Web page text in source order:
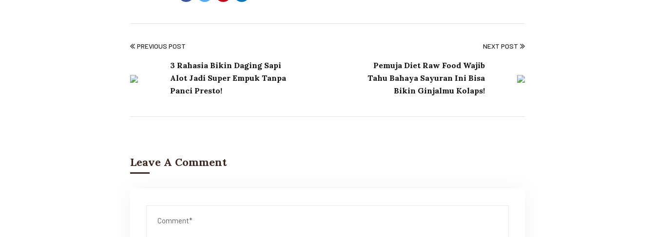
PREVIOUS POST
3 Rahasia Bikin Daging Sapi
Alot Jadi Super Empuk Tanpa
Panci Presto!
NEXT POST
Pemuja Diet Raw Food Wajib
Tahu Bahaya Sayuran Ini Bisa
Bikin Ginjalmu Kolaps!
Leave A Comment